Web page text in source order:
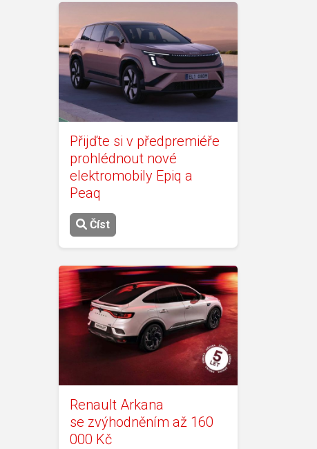
Přijďte si v předpremiéře
prohlédnout nové
elektromobily Epiq a
Peaq
Číst
Renault Arkana
se zvýhodněním až 160
000 Kč